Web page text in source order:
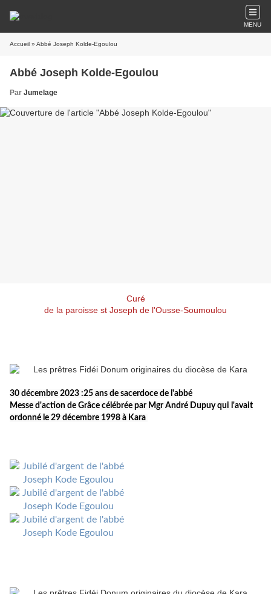
MENU
Accueil » Abbé Joseph Kolde-Egoulou
Abbé Joseph Kolde-Egoulou
Par Jumelage
Curé
de la paroisse st Joseph de l'Ousse-Soumoulou
30 décembre 2023 :25 ans de sacerdoce de l'abbé
Messe d'action de Grâce célébrée par Mgr André Dupuy qui l'avait
ordonné le 29 décembre 1998 à Kara